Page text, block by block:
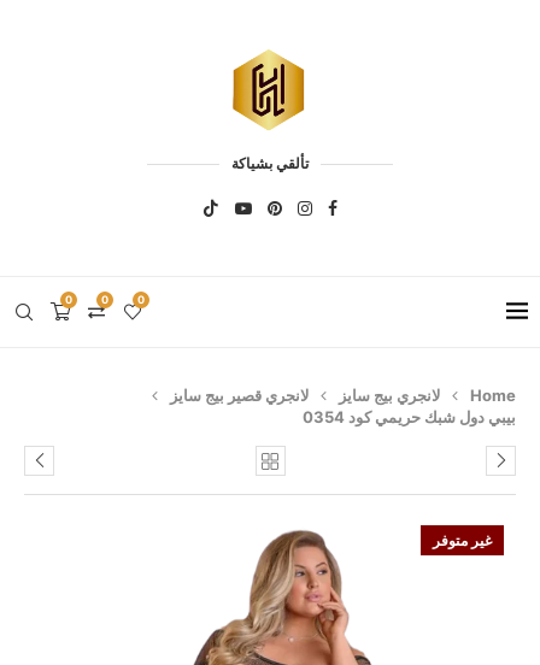
تألقي بشياكة
0 0 0
Home لانجري بيج سايز
لانجري قصير بيج سايز
بيبي دول شبك حريمي كود 0354
غير متوفر